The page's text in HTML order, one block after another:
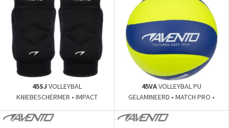
45SJ VOLLEYBAL
KNIEBESCHERMER • IMPACT
45VAVOLLEYBAL PU
GELAMINEERD • MATCH PRO •